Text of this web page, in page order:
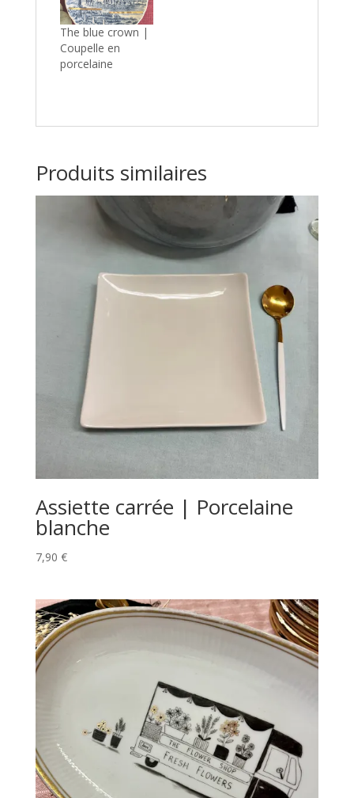
The blue crown |
Coupelle en
porcelaine
Produits similaires
Assiette carrée | Porcelaine
blanche
7,90 €